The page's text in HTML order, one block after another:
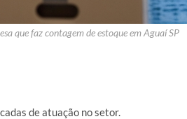
que faz contagem de estoque em Aguaí SP
de atuação no setor.